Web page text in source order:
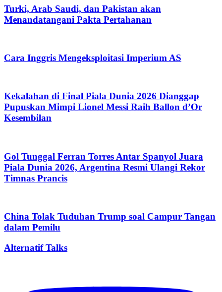
Turki, Arab Saudi, dan Pakistan akan
Menandatangani Pakta Pertahanan
Cara Inggris Mengeksploitasi Imperium AS
Kekalahan di Final Piala Dunia 2026 Dianggap
Pupuskan Mimpi Lionel Messi Raih Ballon d’Or
Kesembilan
Gol Tunggal Ferran Torres Antar Spanyol Juara
Piala Dunia 2026, Argentina Resmi Ulangi Rekor
Timnas Prancis
China Tolak Tuduhan Trump soal Campur Tangan
dalam Pemilu
Alternatif Talks